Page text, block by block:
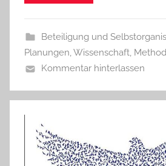
Beteiligung und
Planungen,Wissenschaft,
Kommentar hinterlassen